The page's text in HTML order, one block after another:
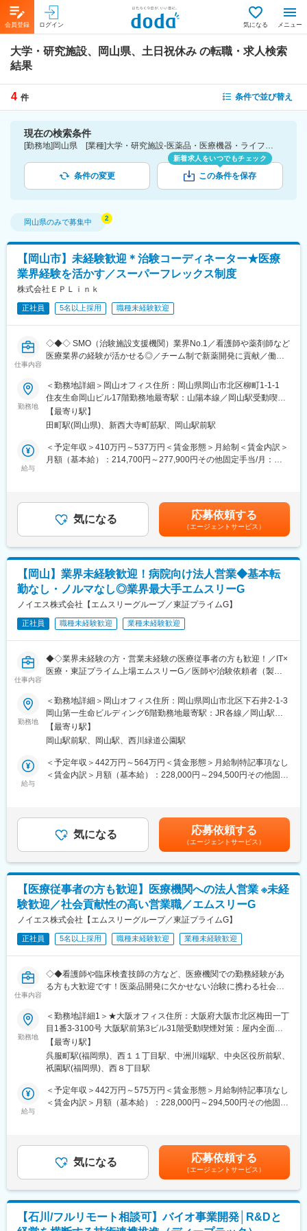
会員登録 ログイン 気になる メニュー
大学・研究施設、岡山県、土日祝休み の転職・求人検索
結果
4 件 条件で並び替え
現在の検索条件
[勤務地]岡山県 [業種]大学・研究施設-医薬品・医療機器・ライフサイエンス・医療系サービス [詳細条件](休日・働き方)土日祝休み
条件の変更
新着求人をいつでもチェック
この条件を保存
岡山県のみで募集中
【岡山市】未経験歓迎＊治験コーディネーター★医療
業界経験を活かす／スーパーフレックス制度
株式会社ＥＰＬｉｎｋ
正社員 5名以上採用 職種未経験歓迎
仕事内容
◇◆◇ SMO（治験施設支援機関）業界No.1／看護師や薬剤師など
医療業界の経験が活かせる◎／チーム制で新薬開発に貢献／働き
【CRC=治験コーディネーターとは？】
病院・クリニックを訪問して、患者様や医師や院内スタッフ、さ
らに製薬企業との連絡・調整役を担います。また、治験を受けて
いただく患者様の相談相手となり、じっくり向き合う仕事です。
【CRCのやりがい】
接聞けることもあります。患者様や医療機関から「ありがとう」
と感謝の言葉をいただけたときの喜びは、ひとしおです。
■午前：
・治験の進捗状況の確認や患者様対応の予定などを、院内の治験
事務局に共有
・来院された患者様の診察や検査に同席し、治験が手順通りに行
われているか、患者様の状態変化が無いかを確認します。
■午後：
・患者様の報告書作成
・治験の参加候補となる患者様をカルテから探す
・医師との打ち合わせ
■基礎研修が充実：
入社後1か月は研修期間となります。ビジネスマナーやPCスキル
研修が入社後研修としてあり、PC慣れしていない方も安心してご
入社いただけます。
現場配属後は、OJTで独り立ちまでサポートその後も定期的なフ
ォローアップ研修や、専門性を高める継続研修、階層別研修など
・ご自宅から1時間程度で通える施設をお任せする予定です。
・スーパーフレックスタイム制を導入しており、社員自身が業務
のスケジュールに合わせて始業、就業時間を決めることができま
す。
・5日間のリフレッシュ休暇制度や、時間単位で取得できる有給休
暇。
・産前産後休暇（妊娠中時短勤務あり）、子供が3歳になるまで取
得できる育児休業、
復帰後は短時間勤務制度の利用も可能。
※育児休業から復帰し3ヶ月後に、育児補助支援金を給付。
変更の範囲：会社の定める業務
勤務地
＜勤務地詳細＞岡山オフィス住所：岡山県岡山市北区柳町1-1-1
住友生命岡山ビル17階勤務地最寄駅：山陽本線／岡山駅受動喫煙
対策：屋内全面禁煙変更の範囲：会社の定める事業所
【最寄り駅】
田町駅(岡山県)、新西大寺町筋駅、岡山駅前駅
給与
＜予定年収＞410万円～537万円＜賃金形態＞月給制＜賃金内訳＞
月額（基本給）：214,700円～277,900円その他固定手当/月：
CRC手当・休日連絡対応手当■賞与：年2回（6月、12月）／昇
給：年1回（10月）※業績に応じ、決算賞与（秋季賞与）支給の場
合あり（10月）■時間外・休日出勤手当等の割増賃金は別途支給
賃金はあくまでも目安の金額であり、選考を通じて上下する可能
性があります。月給(月額)は固定手当を含めた表記です。
気になる 応募依頼する
（エージェントサービス）
【岡山】業界未経験歓迎！病院向け法人営業◆基本転
勤なし・ノルマなし◎業界最大手エムスリーG
ノイエス株式会社【エムスリーグループ／東証プライムG】
正社員 職種未経験歓迎 業種未経験歓迎
仕事内容
◆◇業界未経験の方・営業未経験の医療従事者の方も歓迎！／IT×
医療・東証プライム上場エムスリーG／医師や治験依頼者（製薬
能力が磨ける◎／転勤ほぼ無・残業月10～20時間・年休125日
◆◇
■はじめに：
あまり聞きなじみがない業界かもしれませんが、同社は人の命を
救う新薬の開発に欠かせない「治験」の実施を支援する「SMO」
という業界の大手企業です。 (東証プライム上場エムスリーグルー
経験から多くの方がご活躍いただいておりますので是非ご応募く
ださいませ！
の社会貢献性が非常に高く、他の営業職では得難いやりがいを感
じられ、ご家族やご友人にも誇れるお仕事です！
・個人ノルマは無く、チーム全体で協力しながら治験を進めてい
く風土がありますので、営業未経験の方でも早期にキャッチアッ
プすることができます！
・原則転勤はなく、残業も月10～20時間、年休125日（土日
祝）、直行直帰可能で非常にワークライフバランスを保って長期
就業ができます！
■SMAの仕事内容：
存施設とのリレーションの強化がSMAのメインミッションです。
医療機関への新規治験紹介やアンケート回収、新規施設開拓を行
い、医師や治験依頼者（製薬会社等）の窓口となっていただきま
す。
また、治験をスムーズに行えるよう、医師や関連部門のアポイン
続きなどの業務をご担当頂きます。
また、治験事務局は営業的側面と事務的側面を併せ持つお仕事で
■ご入社後の流れとキャリアパス：
導入研修後、OJTにて仕事の仕方を学んでいただきます。1年ほど
で一人前と呼ばれるくらいの習熟度になります。その後はグルー
プマネージャーや管理職を目指してスキルを積んでいただきま
す。
勤務地
＜勤務地詳細＞岡山オフィス住所：岡山県岡山市北区下石井2-1-3
岡山第一生命ビルディング6階勤務地最寄駅：JR各線／岡山駅受
動喫煙対策：屋内全面禁煙変更の範囲：会社の定める事業所
【最寄り駅】
岡山駅前駅、岡山駅、西川緑道公園駅
給与
＜予定年収＞442万円～564万円＜賃金形態＞月給制特記事項なし
＜賃金内訳＞月額（基本給）：228,000円～294,500円その他固定
＞有＜残業手当＞有＜給与補足＞■上記金額はあくまで、目安とな
っております。取得されている資格や業務経験により、算定致し
ますのでご了承下さい。・賞与：基本給3.4か月分（年2回の合
計）・昇給：年1回賃金はあくまでも目安の金額であり、選考を通
じて上下する可能性があります。月給(月額)は固定手当を含めた表
記です。
気になる 応募依頼する
（エージェントサービス）
【医療従事者の方も歓迎】医療機関への法人営業 ※未経
験歓迎／社会貢献性の高い営業職／エムスリーG
ノイエス株式会社【エムスリーグループ／東証プライムG】
正社員 5名以上採用 職種未経験歓迎 業種未経験歓迎
仕事内容
◇◆看護師や臨床検査技師の方など、医療機関での勤務経験があ
る方も大歓迎です！医薬品開発に欠かせない治験に携わる社会貢
【求人概要】
新薬開発に欠かせない治験の実施を支援する同社にて、治験施設
開拓・フォローの営業活動を行っていただきます。中途入社者も
多く、未経験の方でもご活躍できるようフォロー体制はございま
すので安心してご応募ください。
【仕事内容】
医師や治験依頼者（製薬会社等）の窓口となるお仕事です。
また、治験をスムーズに行えるよう、医師や関連部門のアポイン
ト取得等の院内調整、契約書の作成や管理、各種委員会の申請手
を調整する役割もあり、社会貢献性の高いやりがいのあるお仕事
となります！
勤務地
＜勤務地詳細1＞★大阪オフィス住所：大阪府大阪市北区梅田一丁
目1番3-3100号 大阪駅前第3ビル31階受動喫煙対策：屋内全面禁
煙＜勤務地詳細2＞福岡オフィス住所：福岡県福岡市博多区店屋町
6-18 ランダムスクウェア3階勤務地最寄駅：地下鉄空港線／中洲
川端駅受動喫煙対策：屋内全面禁煙＜勤務地詳細3＞札幌オフィス
勤務地最寄駅：地下鉄 東西線／西11丁目駅受動喫煙対策：屋内全
面禁煙変更の範囲：会社の定める事業所
【最寄り駅】
呉服町駅(福岡県)、西１１丁目駅、中洲川端駅、中央区役所前駅、
祇園駅(福岡県)、西８丁目駅
給与
＜予定年収＞442万円～575万円＜賃金形態＞月給制特記事項なし
＜賃金内訳＞月額（基本給）：228,000円～294,500円その他固定
む）＜昇給有無＞有＜残業手当＞有＜給与補足＞■上記金額はあく
まで、目安となっております。取得されている資格や業務経験に
より、算定致しますのでご了承下さい。・賞与：基本給3.4か月分
（年2回の合計）・昇給：年1回賃金はあくまでも目安の金額であ
り、選考を通じて上下する可能性があります。月給(月額)は固定手
当を含めた表記です。
気になる 応募依頼する
（エージェントサービス）
【石川/フルリモート相談可】バイオ事業開発│R&Dと